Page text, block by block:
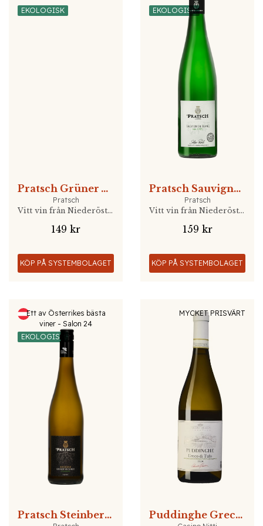
EKOLOGISK
Pratsch Grüner Veltliner Rotenpüllen
Pratsch
Vitt vin från Niederösterreich, Österrike
149 kr
KÖP PÅ SYSTEMBOLAGET
EKOLOGISK
Pratsch Sauvignon Blanc Kittel
Pratsch
Vitt vin från Niederösterreich, Österrike
159 kr
KÖP PÅ SYSTEMBOLAGET
EKOLOGISK
Ett av Österrikes bästa
viner - Salon 24
Pratsch Steinberg Reserve 2022
MYCKET PRISVÄRT
Puddinghe Greco di Tufo 2024